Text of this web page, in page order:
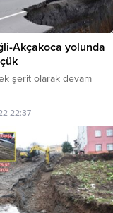
Akçakoca yolunda
şerit olarak devam
22:37